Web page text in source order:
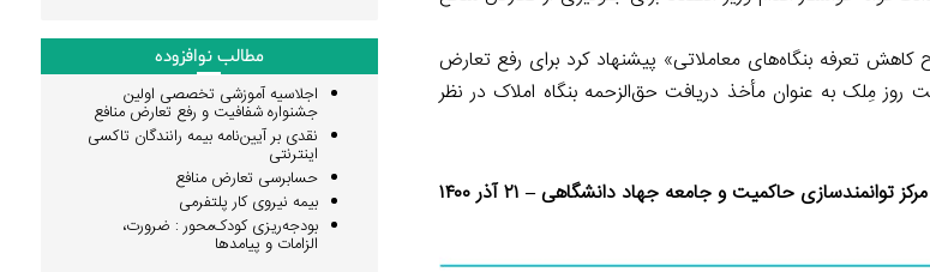
تعرفه بنگاه‌های معاملاتی» پیشنهاد کرد برای رفع تعارض
مِلک به عنوان مأخذ دریافت حق‌الزحمه بنگاه املاک در نظر
مرکز توانمندسازی حاکمیت و جامعه جهاد دانشگاهی – ۲۱ آذر ۱۴۰۰
مطالب نوافزوده
اجلاسیه آموزشی تخصصی اولین
جشنواره شفافیت و رفع تعارض منافع
نقدی بر آیین‌نامه بیمه رانندگان تاکسی
اینترنتی
حسابرسی تعارض منافع
بیمه نیروی کار پلتفرمی
بودجه‌ریزی کودک‌محور : ضرورت،
الزامات و پیامدها